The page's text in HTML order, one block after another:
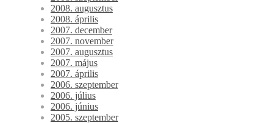
2008. augusztus
2008. április
2007. december
2007. november
2007. augusztus
2007. május
2007. április
2006. szeptember
2006. július
2006. június
2005. szeptember